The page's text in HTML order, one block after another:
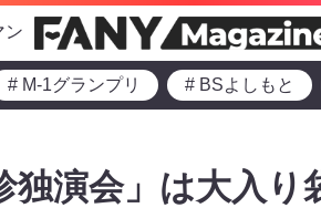
ン
# M-1グランプリ # BSよしもと
独演会」は大入り